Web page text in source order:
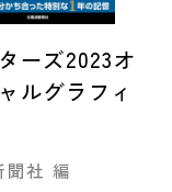
ーズ2023オ
ルグラフィ
聞社 編